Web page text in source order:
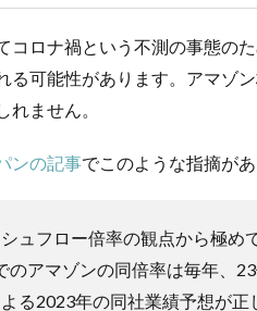
コロナ禍という不測の事態の
る可能性があります。アマゾ
ません。
ンの記事でこのような指摘があ
ュフロー倍率の観点から極め
のアマゾンの同倍率は毎年、
る2023年の同社業績予想が